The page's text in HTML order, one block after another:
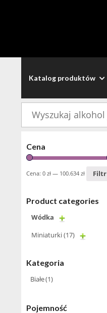
Katalog produktów
Cena
Filtr
Cena: 0 zł — 100.634 zł
Product categories
Wódka
Miniaturki(17)
Kategoria
Białe(1)
Pojemność